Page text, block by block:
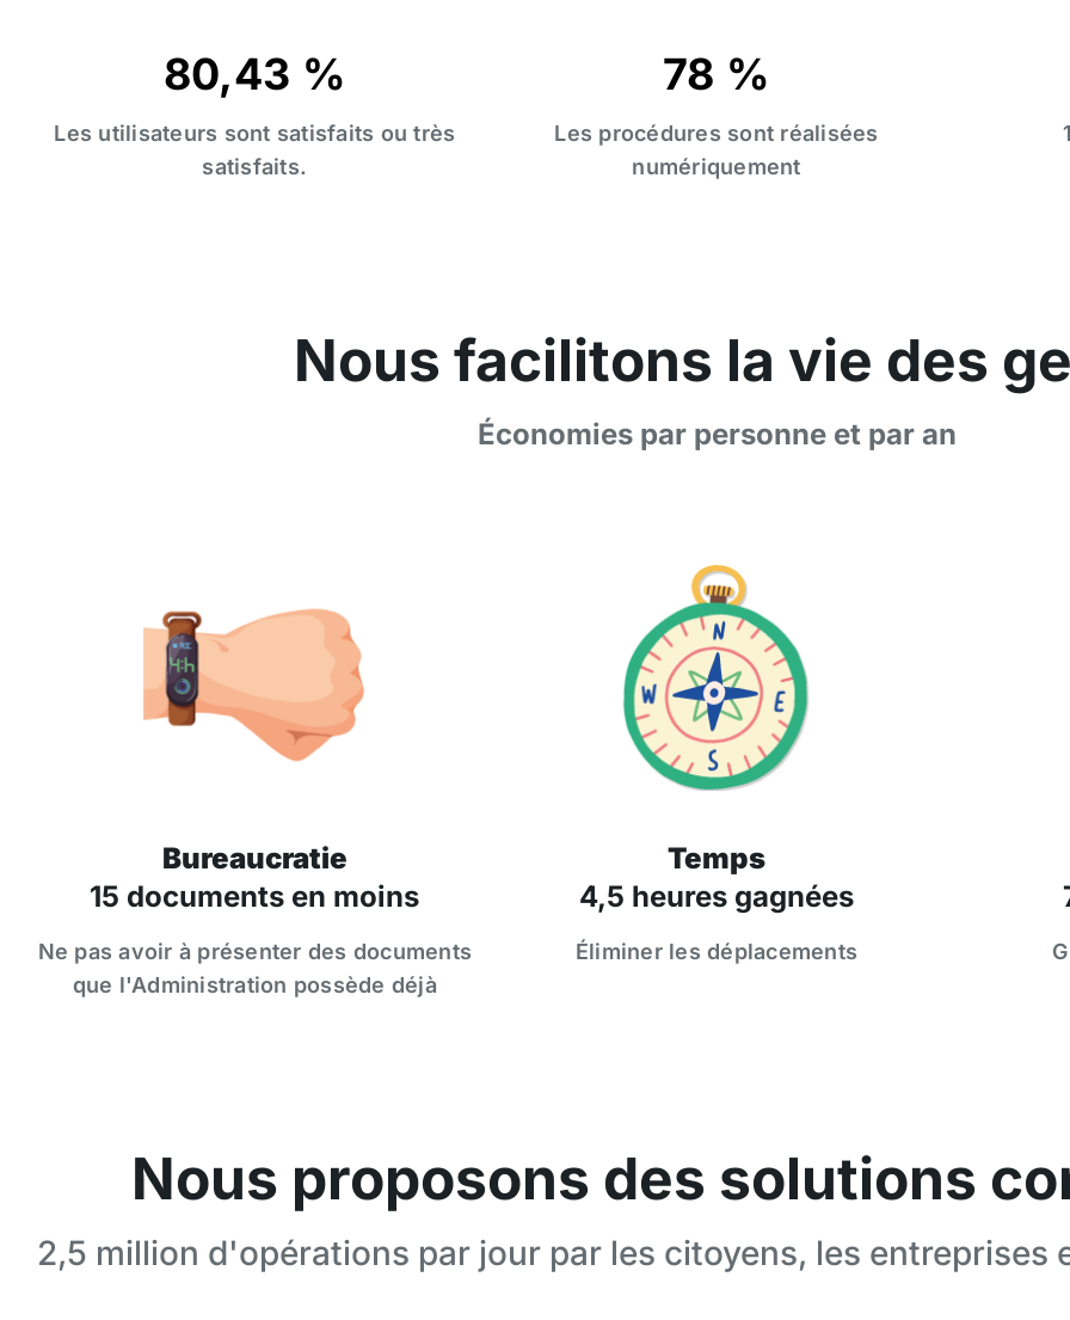
80,43 %
Les utilisateurs sont satisfaits ou très
satisfaits.
78 %
Les procédures sont réalisées
numériquement
Nous facilitons la vie des
Économies par personne et par an
Bureaucratie
15 documents en moins
Ne pas avoir à présenter des documents
que l'Administration possède déjà
Temps
4,5 heures gagnées
Éliminer les déplacements
Nous proposons des solutions
2,5 million d'opérations par jour par les citoyens, les entreprises